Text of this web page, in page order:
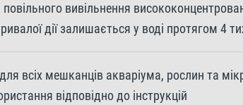
вивільнення
дії залишається у воді протягом 4
всіх мешканців акваріума, рослин та
відповідно до інструкцій